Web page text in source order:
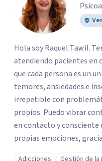
Hola soy Raquel Tawil. Tengo más de treinta años
atendiendo pacientes en consulta
que cada persona es un
temores, ansiedades e
irrepetible con
propios. Puedo vibrar
en contacto y consciente
propias emociones,
llevado como parte de
Adicciones Gestión de la